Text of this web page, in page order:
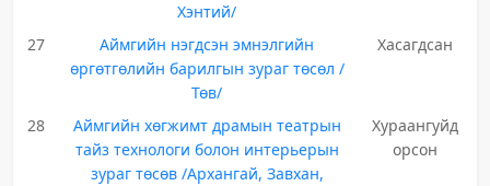
Хэнтий/
27
Аймгийн нэгдсэн эмнэлгийн
өргөтгөлийн барилгын зураг төсөл /
Төв/
Хасагдсан
28
Аймгийн хөгжимт драмын театрын
тайз технологи болон интерьерын
зураг төсөв /Архангай, Завхан,
Хураангуйд
орсон